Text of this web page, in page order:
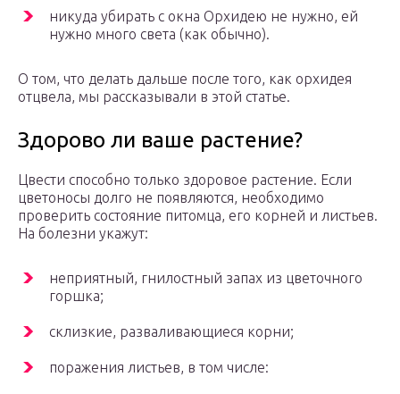
никуда убирать с окна Орхидею не нужно, ей
нужно много света (как обычно).
О том, что делать дальше после того, как орхидея
отцвела, мы рассказывали в этой статье.
Здорово ли ваше растение?
Цвести способно только здоровое растение. Если
цветоносы долго не появляются, необходимо
проверить состояние питомца, его корней и листьев.
На болезни укажут:
неприятный, гнилостный запах из цветочного
горшка;
склизкие, разваливающиеся корни;
поражения листьев, в том числе: